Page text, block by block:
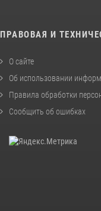
ПРАВОВАЯ И
О сайте
Об использовании
Правила обработки
Сообщить об ошибках